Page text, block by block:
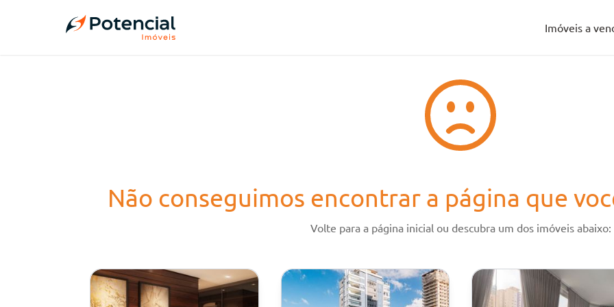
Imóveis a
Imóveis a
Não conseguimos encontrar a página que
Volte para a página inicial ou descubra um dos imóveis abaixo: